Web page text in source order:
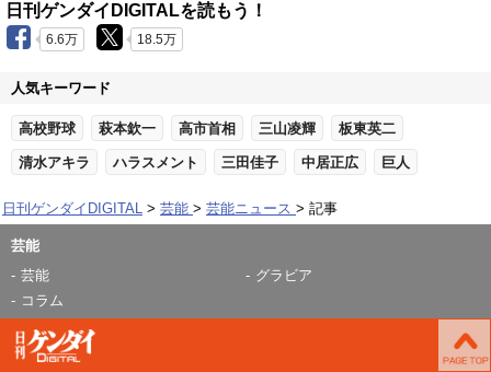
日刊ゲンダイDIGITALを読もう！
6.6万 18.5万
人気キーワード
高校野球 萩本欽一 高市首相 三山凌輝 板東英二
清水アキラ ハラスメント 三田佳子 中居正広 巨人
日刊ゲンダイDIGITAL 芸能 芸能ニュース 記事
芸能
芸能
グラビア
コラム